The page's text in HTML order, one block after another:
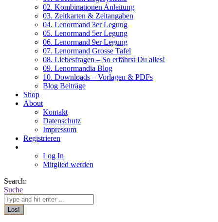
02. Kombinationen Anleitung
03. Zeitkarten & Zeitangaben
04. Lenormand 3er Legung
05. Lenormand 5er Legung
06. Lenormand 9er Legung
07. Lenormand Grosse Tafel
08. Liebesfragen – So erfährst Du alles!
09. Lenormandia Blog
10. Downloads – Vorlagen & PDFs
Blog Beiträge
Shop
About
Kontakt
Datenschutz
Impressum
Registrieren
Log In
Mitglied werden
Search:
Suche